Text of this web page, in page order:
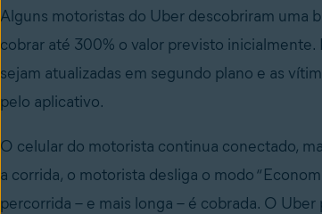
Alguns motoristas do Uber descobriram uma
cobrar até 300% o valor previsto inicialmente.
sejam atualizadas em segundo plano e as
pelo aplicativo.
O celular do motorista continua conectado,
a corrida, o motorista desliga o modo
percorrida – e mais longa – é cobrada. O